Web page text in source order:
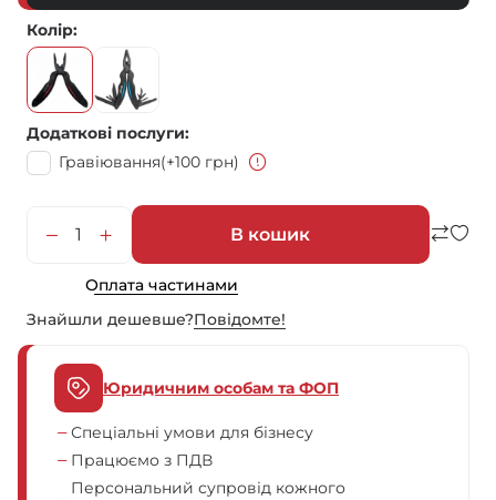
Колір
Додаткові послуги
Гравіювання(+100 грн)
В кошик
Оплата частинами
Знайшли дешевше?Повiдомте!
Юридичним особам та ФОП
Спеціальні умови для бізнесу
Працюємо з ПДВ
Персональний супровід кожного